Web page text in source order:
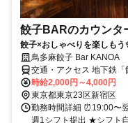
餃子BARのカウンタ
餃子×おしゃべりを楽しも
鳥多麻餃子 Bar KANOA
交通・アクセス 地下鉄
時給2,000円～4,000円
東京都東京23区新宿区
勤務時間詳細 ⏰19:00
週1シフト提出 ★シフト